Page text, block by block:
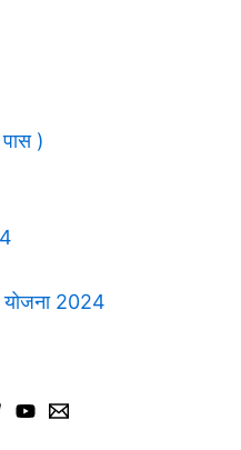
पास )
2024